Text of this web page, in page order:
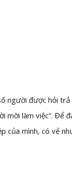
người được hỏi
mời làm việc”. Để
của mình, có vẻ